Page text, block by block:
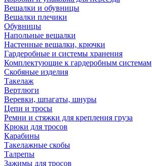
Вешалки и обувницы
Вешалки плечики
Обувницы
Напольные вешалки
Настенные вешалки, крючки
Гардеробные и системы хранения
Комплектующие к гардеробным системам
Скобяные изделия
Такелаж
Вертлюги
Веревки, шпагаты, шнуры
Цепи и тросы
Ремни и стяжки для крепления груза
Крюки для тросов
Карабины
Такелажные скобы
Талрепы
Зажимы для тросов